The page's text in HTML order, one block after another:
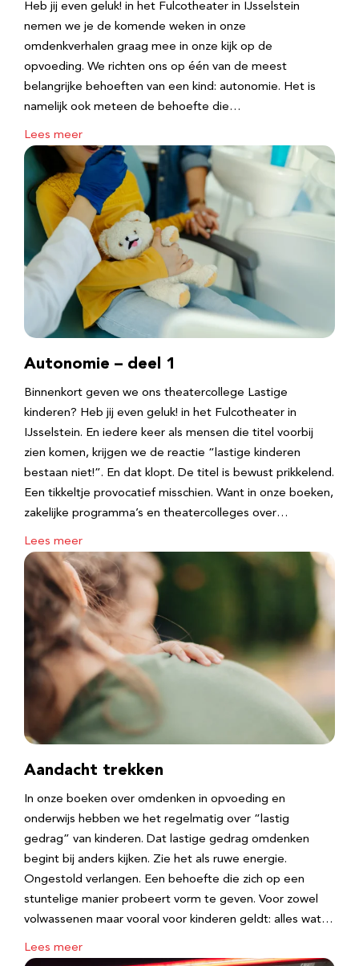
Heb jij even geluk! in het Fulcotheater in IJsselstein
nemen we je de komende weken in onze
omdenkverhalen graag mee in onze kijk op de
opvoeding. We richten ons op één van de meest
belangrijke behoeften van een kind: autonomie. Het is
namelijk ook meteen de behoefte die…
Lees meer
Autonomie – deel 1
Binnenkort geven we ons theatercollege Lastige
kinderen? Heb jij even geluk! in het Fulcotheater in
IJsselstein. En iedere keer als mensen die titel voorbij
zien komen, krijgen we de reactie “lastige kinderen
bestaan niet!”. En dat klopt. De titel is bewust prikkelend.
Een tikkeltje provocatief misschien. Want in onze boeken,
zakelijke programma’s en theatercolleges over…
Lees meer
Aandacht trekken
In onze boeken over omdenken in opvoeding en
onderwijs hebben we het regelmatig over “lastig
gedrag” van kinderen. Dat lastige gedrag omdenken
begint bij anders kijken. Zie het als ruwe energie.
Ongestold verlangen. Een behoefte die zich op een
stuntelige manier probeert vorm te geven. Voor zowel
volwassenen maar vooral voor kinderen geldt: alles wat…
Lees meer